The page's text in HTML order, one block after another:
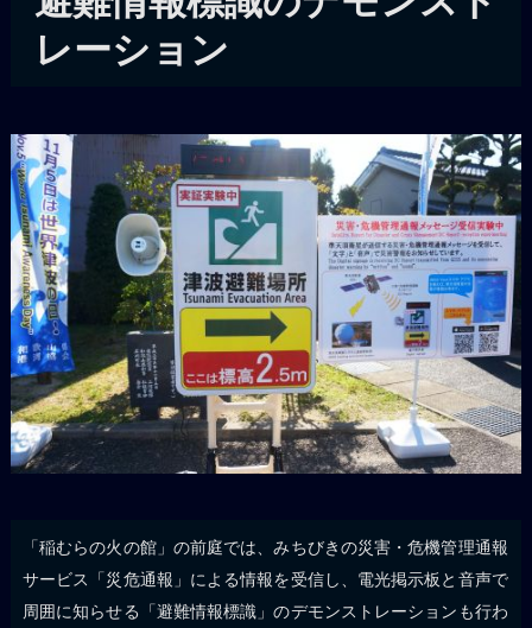
レーション
「稲むらの火の館」の前庭では、みちびきの災害・危機管理通報
サービス「災危通報」による情報を受信し、電光掲示板と音声で
周囲に知らせる「避難情報標識」のデモンストレーションも行わ